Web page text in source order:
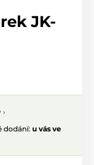
JK-
dodání: u vás ve